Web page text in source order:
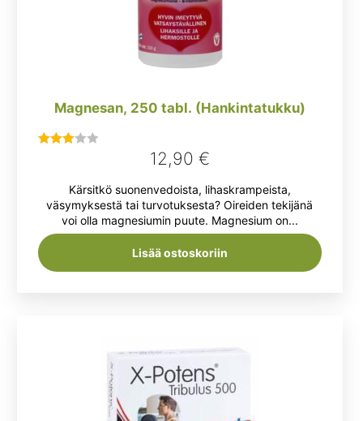
Magnesan, 250 tabl. (Hankintatukku)
/ 5
12,90 €
Kärsitkö suonenvedoista, lihaskrampeista,
väsymyksestä tai turvotuksesta? Oireiden tekijänä
voi olla magnesiumin puute. Magnesium on...
Lisää ostoskoriin